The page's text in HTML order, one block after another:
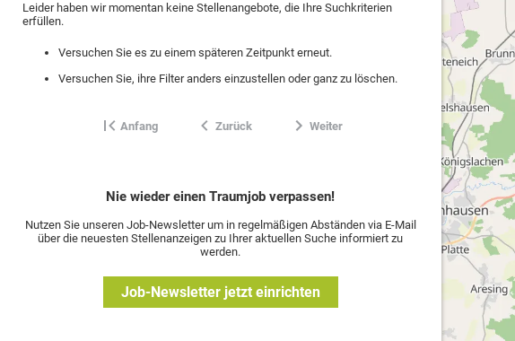
Leider haben wir momentan keine Stellenangebote, die Ihre Suchkriterien
erfüllen.
Versuchen Sie es zu einem späteren Zeitpunkt erneut.
Versuchen Sie, ihre Filter anders einzustellen oder ganz zu löschen.
Anfang Zurück Weiter
Nie wieder einen Traumjob verpassen!
Nutzen Sie unseren Job-Newsletter um in regelmäßigen Abständen via E-Mail
über die neuesten Stellenanzeigen zu Ihrer aktuellen Suche informiert zu
werden.
Job-Newsletter jetzt einrichten